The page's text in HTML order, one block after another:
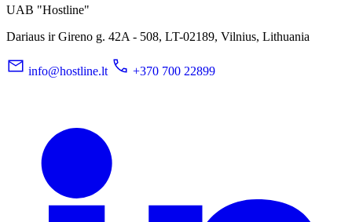
UAB "Hostline"
Dariaus ir Gireno g. 42A - 508, LT-02189, Vilnius, Lithuania
info@hostline.lt
+370 700 22899